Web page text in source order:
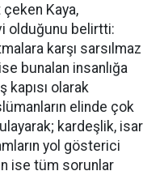
Kaya,
olduğunu belirtti:
karşı sarsılmaz
bunalan insanlığa
kapısı olarak
elinde çok
kardeşlik, isar
yol gösterici
ise tüm sorunlar